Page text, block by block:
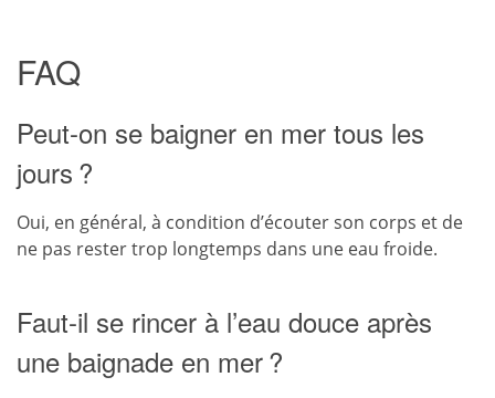
FAQ
Peut-on se baigner en mer tous les
jours ?
Oui, en général, à condition d’écouter son corps et de
ne pas rester trop longtemps dans une eau froide.
Faut-il se rincer à l’eau douce après
une baignade en mer ?